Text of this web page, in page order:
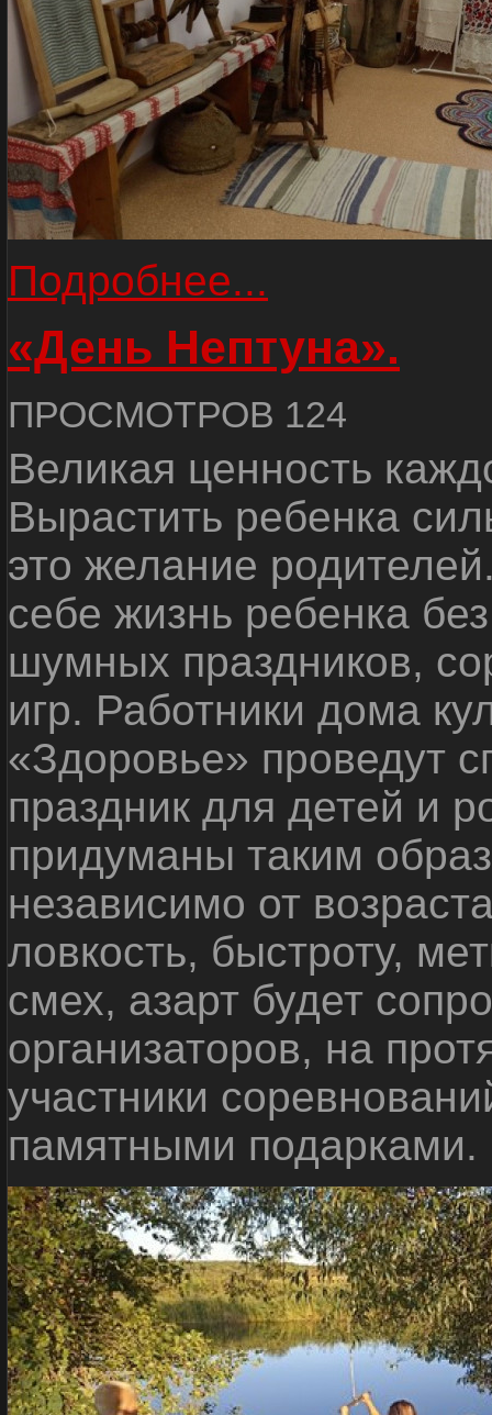
Подробнее...
«День Нептуна».
ПРОСМОТРОВ 124
Великая ценность
Вырастить ребенка
это желание
себе жизнь ребенка
шумных праздников,
игр. Работники дома
«Здоровье» проведут
праздник для детей и
придуманы таким
независимо от
ловкость, быстроту,
смех, азарт будет
организаторов, на
участники
памятными подарками.